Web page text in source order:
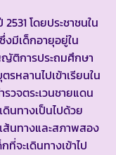
โดยประชาชนใน
มีเด็กอายุอยู่ใน
ติการประถมศึกษา
หลานไปเข้าเรียนใน
วจตระเวนชายแดน
นทางเป็นไปด้วย
ส้นทางและสภาพสอง
จะเดินทางเข้าไป